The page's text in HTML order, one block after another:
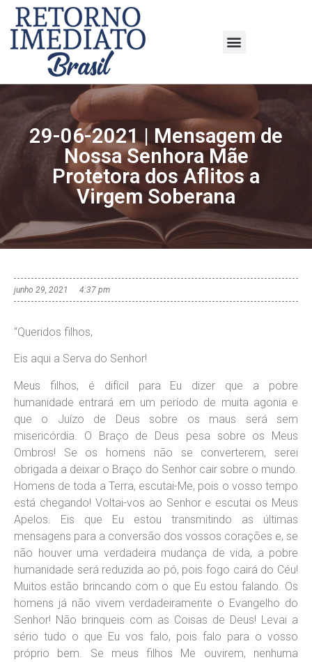
29-06-2021 | Mensagem de
Nossa Senhora Mãe
Protetora dos Aflitos a
Virgem Soberana
junho 29, 2021 4:37 pm
“Queridos filhos,
Eis aqui a Serva do Senhor!
Meus filhos, é difícil para Eu dizer que a pobre
humanidade entrará em um período de muita agonia e
que o Juízo de Deus sobre os maus será sem
misericórdia. O Braço de Deus pesa sobre os Meus
Ombros! Se os homens não se converterem, serei
obrigada a deixar o Braço do Senhor cair sobre o mundo.
Homens de toda a Terra, escutai-Me, pois o vosso tempo
está chegando! Voltai-vos ao Senhor e escutai os Meus
Apelos. Eis que Eu estou transmitindo as últimas
mensagens para a conversão dos vossos corações e, se
não houver uma verdadeira mudança de vida, a pobre
humanidade será reduzida ao pó, pois fogo cairá do Céu!
Muitos estão brincando com o que Eu estou falando. Os
homens já não vivem verdadeiramente o Evangelho do
Senhor! Não brinqueis com as Coisas de Deus! Levai a
sério tudo o que Eu vos falo, pois falo para o vosso
próprio bem. Se meus filhos Me ouvirem, nenhuma